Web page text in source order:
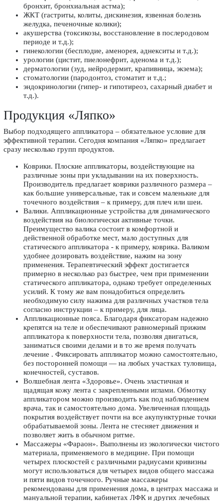
бронхит, бронхиальная астма);
ЖКТ (гастриты, колиты, дискинезия, язвенная болезнь
желудка, печеночные колики);
акушерства (токсикозы, восстановление в послеродовом
периоде и т.д.);
гинекологии (бесплодие, аменорея, аднекситы и т.д.);
урологии (цистит, пиелонефрит, аденома и т.д.);
дерматологии (зуд, нейродермит, крапивница, экзема);
стоматологии (пародонтоз, стоматит и т.д.;
эндокринологии (гипер- и гипотиреоз, сахарный диабет и
т.д.).
Продукция «Ляпко»
Выбор подходящего аппликатора – обязательное условие для
эффективной терапии. Сегодня компания «Ляпко» предлагает
сразу несколько групп продуктов.
Коврики. Плоские аппликаторы, воздействующие на
различные зоны при укладывании на их поверхность.
Производитель предлагает коврики различного размера –
как большие универсальные, так и совсем маленькие для
точечного воздействия – к примеру, для плеч или шеи.
Валики. Аппликационные устройства для динамического
воздействия на биологически активные точки.
Преимущество валика состоит в комфортной и
действенной обработке мест, мало доступных для
статического аппликатора - к примеру, коврика. Валиком
удобнее дозировать воздействие, нажим на зону
применения. Терапевтический эффект достигается
примерно в несколько раз быстрее, чем при применении
статического аппликатора, однако требует определенных
усилий. К тому же вам понадобиться определить
необходимую силу нажима для различных участков тела
согласно инструкции – к примеру, для лица.
Аппликационные пояса. Благодаря фиксаторам надежно
крепятся на теле и обеспечивают равномерный прижим
аппликатора к поверхности тела, позволяя двигаться,
заниматься своими делами и в то же время получать
лечение . Фиксировать аппликатор можно самостоятельно,
без посторонней помощи — на любых участках туловища,
конечностей, суставов.
Волшебная лента «Здоровье». Очень эластичная и
щадящая кожу лента с закрепленными иглами. Обмотку
аппликатором можно производить как под наблюдением
врача, так и самостоятельно дома. Увеличенная площадь
покрытия воздействует почти на все акупунктурные точки
обрабатываемой зоны. Лента не стесняет движения и
позволяет жить в обычном ритме.
Массажеры «Фараон». Выполнены из экологически чистого
материала, применяемого в медицине. При помощи
четырех плоскостей с различными радиусами кривизны
могут использоваться для четырех видов общего массажа
и пяти видов точечного. Ручные массажеры
рекомендованы для применения дома, в центрах массажа и
мануальной терапии, кабинетах ЛФК и других лечебных